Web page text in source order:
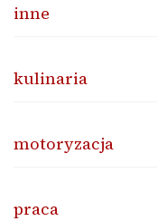
inne
kulinaria
motoryzacja
praca